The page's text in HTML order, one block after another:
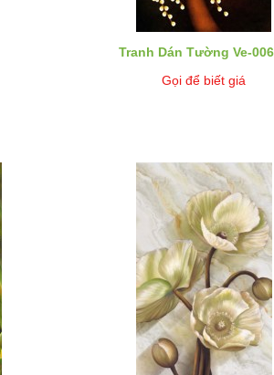
Tranh Dán Tường Ve-
Gọi để biết giá